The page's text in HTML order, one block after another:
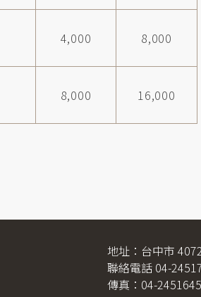
4,000 8,000
8,000 16,000
地址：台中市
聯絡電話 04-
傳真：04-